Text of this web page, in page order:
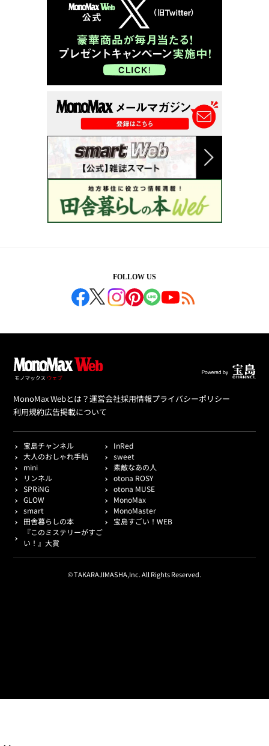
FOLLOW US
MonoMax Webとは？運営会社採用情報プライバシーポリシー
利用規約広告掲載について
宝島チャンネル
InRed
大人のおしゃれ手帖
sweet
mini
素敵なあの人
リンネル
otona ROSY
SPRiNG
otona MUSE
GLOW
MonoMax
smart
MonoMaster
田舎暮らしの本
宝島すごい！WEB
『このミステリーがすご
い！』大賞
© TAKARAJIMASHA,Inc. All Rights Reserved.